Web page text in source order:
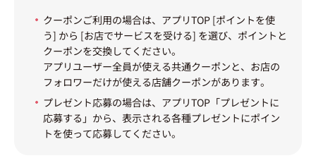
クーポンご利用の場合は、アプリTOP [ポイントを使
う] から [お店でサービスを受ける] を選び、ポイントと
クーポンを交換してください。
アプリユーザー全員が使える共通クーポンと、お店の
フォロワーだけが使える店舗クーポンがあります。
プレゼント応募の場合は、アプリTOP「プレゼントに
応募する」から、表示される各種プレゼントにポイン
トを使って応募してください。